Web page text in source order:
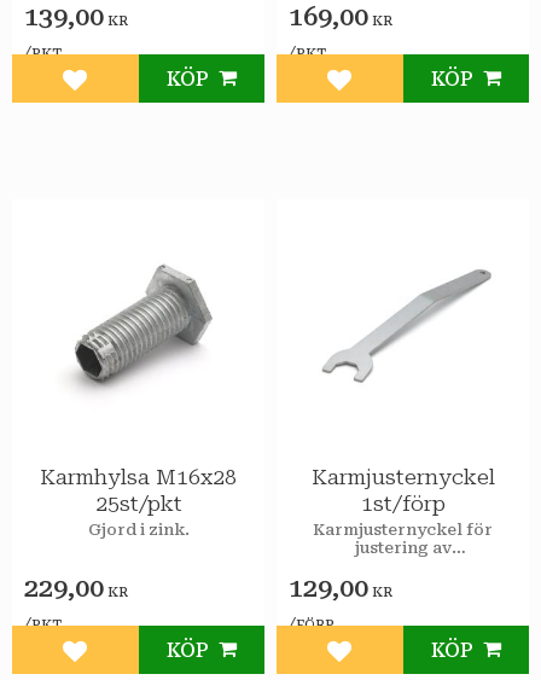
139,00 KR
/PKT
Lägg till i favoriter
KÖP
169,00 KR
/PKT
Lägg till i favoriter
KÖP
Karmhylsa M16x28
25st/pkt
Gjord i zink.
229,00 KR
/PKT
Lägg till i favoriter
KÖP
Karmjusternyckel
1st/förp
Karmjusternyckel för
justering av
129,00 KR
/FÖRP
Lägg till i favoriter
KÖP